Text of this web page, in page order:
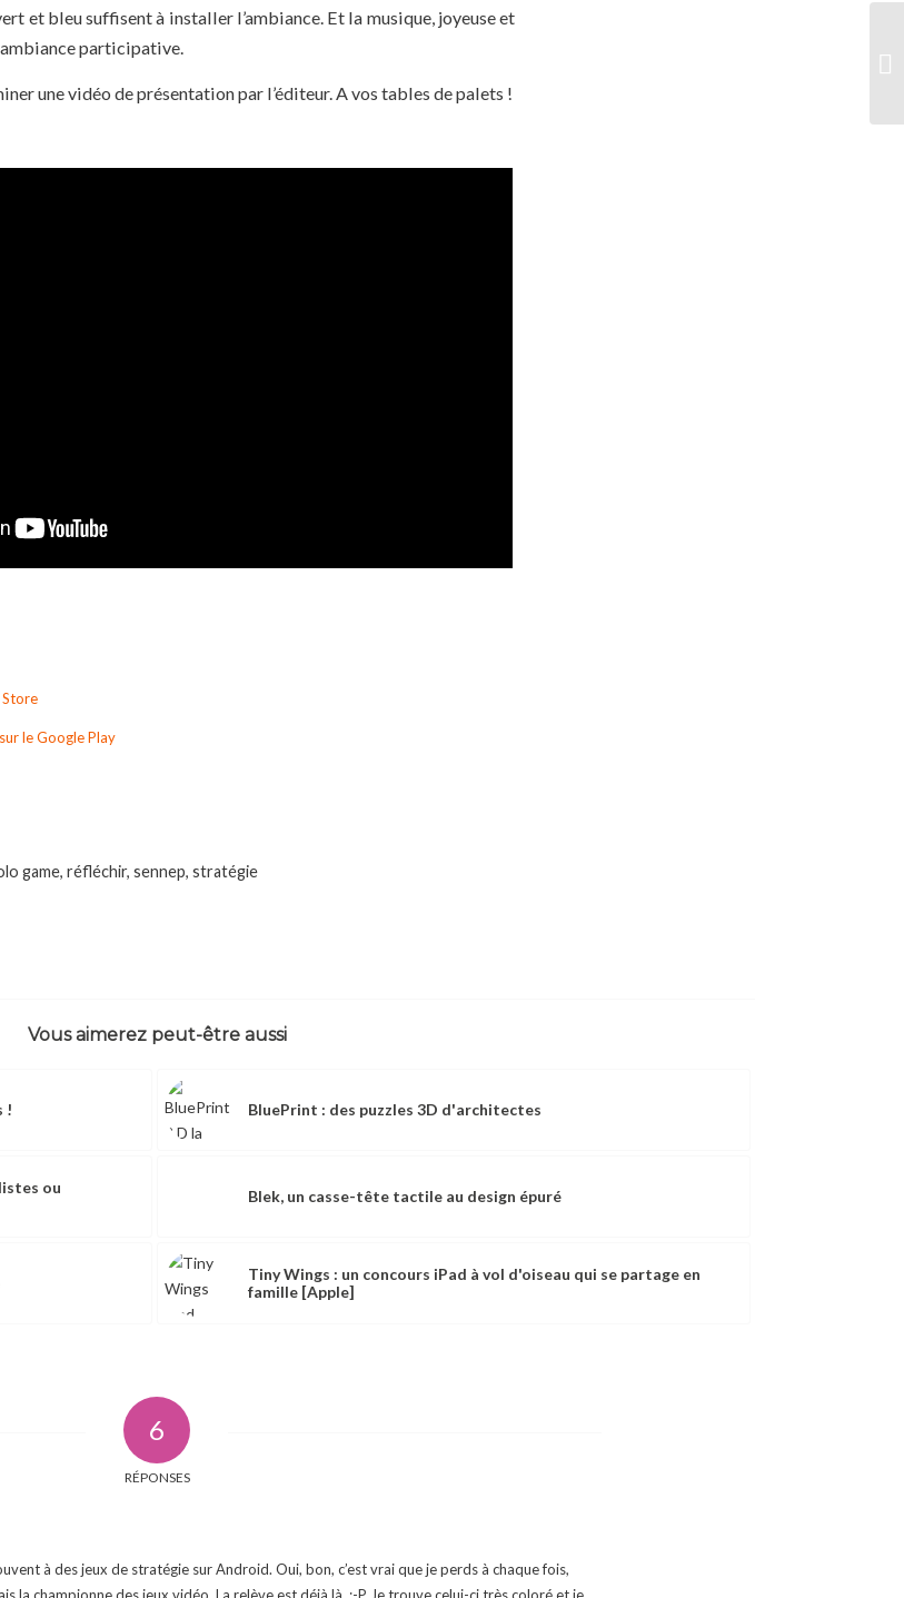
et bleu suffisent à installer l’ambiance. Et la musique, joyeuse et
participative.
une vidéo de présentation par l’éditeur. A vos tables de palets !
Store
le Google Play
game, réfléchir, sennep, stratégie
Vous aimerez peut-être aussi
! BluePrint : des puzzles 3D d'architectes
ou
Blek, un casse-tête tactile au design épuré
Tiny Wings : un concours iPad à vol d'oiseau qui se partage en
famille [Apple]
6
RÉPONSES
à des jeux de stratégie sur Android. Oui, bon, c’est vrai que je perds à chaque fois,
la championne des jeux vidéo. La relève est déjà là. ;-P Je trouve celui-ci très coloré et je